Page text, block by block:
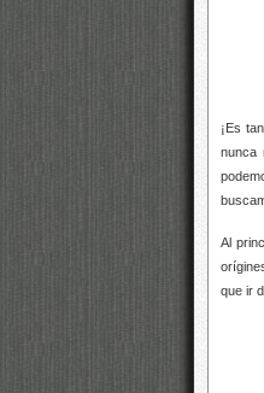
¡Es
nunca
Al
que ir